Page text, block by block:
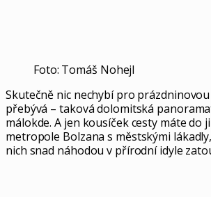
Foto: Tomáš Nohejl
Skutečně nic nechybí pro
přebývá – taková dolomitská
málokde. A jen kousíček cesty máte do
metropole Bolzana s městskými
nich snad náhodou v přírodní idyle